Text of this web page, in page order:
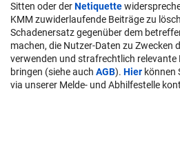
Sitten oder derNetiquette
KMM zuwiderlaufende Beiträge zu
Schadenersatz gegenüber dem
machen, die Nutzer-Daten zu Zwecken
verwenden und strafrechtlich relevante
bringen (siehe auch AGB). Hier können
via unserer Melde- und Abhilfestelle